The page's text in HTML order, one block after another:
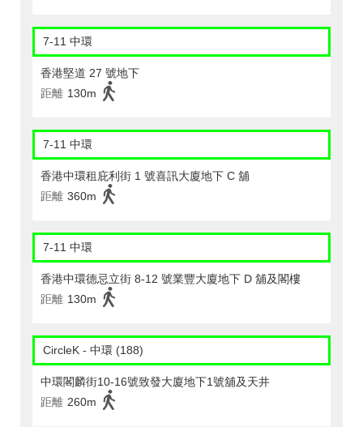
7-11 中環
香港堅道 27 號地下
距離 130m
7-11 中環
香港中環租庇利街 1 號喜訊大廈地下 C 舖
距離 360m
7-11 中環
香港中環德忌立街 8-12 號業豐大廈地下 D 舖及閣樓
距離 130m
CircleK - 中環 (188)
中環閣麟街10-16號致發大廈地下1號舖及天井
距離 260m